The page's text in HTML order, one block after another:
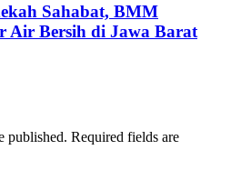
Sahabat, BMM
Air Bersih di Jawa Barat
published. Required fields are